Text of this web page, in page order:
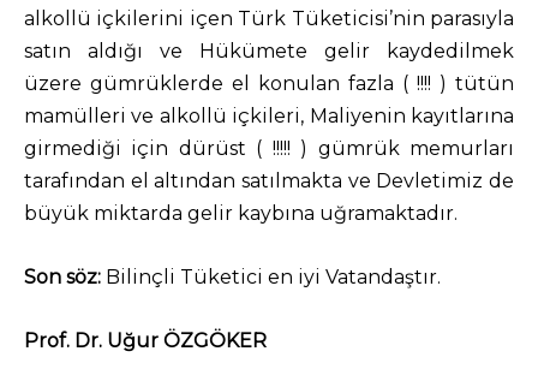
alkollü içkilerini içen Türk Tüketicisi’nin parasıyla
satın aldığı ve Hükümete gelir kaydedilmek
üzere gümrüklerde el konulan fazla ( !!!! ) tütün
mamülleri ve alkollü içkileri, Maliyenin kayıtlarına
girmediği için dürüst ( !!!!! ) gümrük memurları
tarafından el altından satılmakta ve Devletimiz de
büyük miktarda gelir kaybına uğramaktadır.
Son söz: Bilinçli Tüketici en iyi Vatandaştır.
Prof. Dr. Uğur ÖZGÖKER